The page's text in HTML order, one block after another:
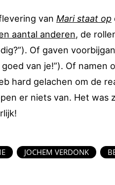
van Mari staat op
aantal anderen, de
Of gaven
van je!”). Of namen
hard gelachen om de
er niets van. Het
JOCHEM VERDONK